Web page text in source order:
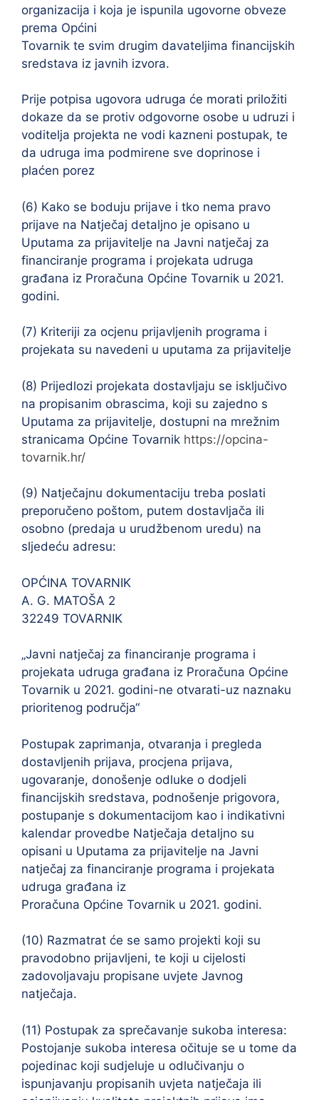
organizacija i koja je ispunila ugovorne obveze
prema Općini
Tovarnik te svim drugim davateljima financijskih
sredstava iz javnih izvora.
Prije potpisa ugovora udruga će morati priložiti
dokaze da se protiv odgovorne osobe u udruzi i
voditelja projekta ne vodi kazneni postupak, te
da udruga ima podmirene sve doprinose i
plaćen porez
(6) Kako se boduju prijave i tko nema pravo
prijave na Natječaj detaljno je opisano u
Uputama za prijavitelje na Javni natječaj za
financiranje programa i projekata udruga
građana iz Proračuna Općine Tovarnik u 2021.
godini.
(7) Kriteriji za ocjenu prijavljenih programa i
projekata su navedeni u uputama za prijavitelje
(8) Prijedlozi projekata dostavljaju se isključivo
na propisanim obrascima, koji su zajedno s
Uputama za prijavitelje, dostupni na mrežnim
stranicama Općine Tovarnik https://opcina-
tovarnik.hr/
(9) Natječajnu dokumentaciju treba poslati
preporučeno poštom, putem dostavljača ili
osobno (predaja u urudžbenom uredu) na
sljedeću adresu:
OPĆINA TOVARNIK
A. G. MATOŠA 2
32249 TOVARNIK
„Javni natječaj za financiranje programa i
projekata udruga građana iz Proračuna Općine
Tovarnik u 2021. godini-ne otvarati-uz naznaku
prioritenog područja“
Postupak zaprimanja, otvaranja i pregleda
dostavljenih prijava, procjena prijava,
ugovaranje, donošenje odluke o dodjeli
financijskih sredstava, podnošenje prigovora,
postupanje s dokumentacijom kao i indikativni
kalendar provedbe Natječaja detaljno su
opisani u Uputama za prijavitelje na Javni
natječaj za financiranje programa i projekata
udruga građana iz
Proračuna Općine Tovarnik u 2021. godini.
(10) Razmatrat će se samo projekti koji su
pravodobno prijavljeni, te koji u cijelosti
zadovoljavaju propisane uvjete Javnog
natječaja.
(11) Postupak za sprečavanje sukoba interesa:
Postojanje sukoba interesa očituje se u tome da
pojedinac koji sudjeluje u odlučivanju o
ispunjavanju propisanih uvjeta natječaja ili